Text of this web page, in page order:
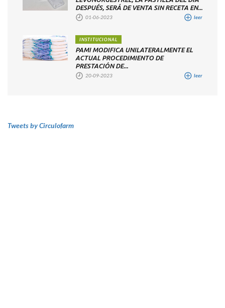
DESPUÉS, SERÁ DE VENTA SIN RECETA EN...
01-06-2023 leer
INSTITUCIONAL
PAMI MODIFICA UNILATERALMENTE EL
ACTUAL PROCEDIMIENTO DE
PRESTACIÓN DE...
20-09-2023 leer
Tweets by Circulofarm